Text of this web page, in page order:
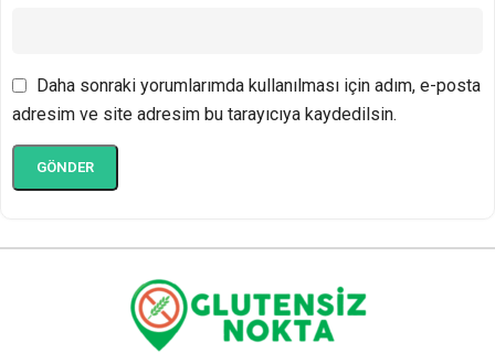
Daha sonraki yorumlarımda kullanılması için adım, e-posta
adresim ve site adresim bu tarayıcıya kaydedilsin.